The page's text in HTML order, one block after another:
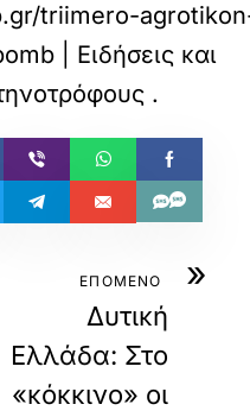
triimero-
| Ειδήσεις και
.
»
ΕΠΟΜΕΝΟ
Δυτική
Ελλάδα: Στο
«κόκκινο» οι